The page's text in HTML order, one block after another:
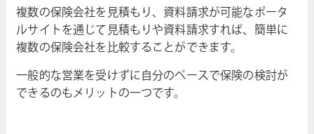
複数の保険会社を見積もり、資料請求が可能なポータ
ルサイトを通じて見積もりや資料請求すれば、簡単に
複数の保険会社を比較することができます。
一般的な営業を受けずに自分のペースで保険の検討が
できるのもメリットの一つです。